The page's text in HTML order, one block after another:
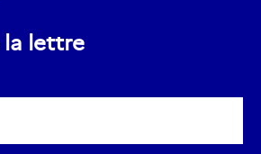
la lettre